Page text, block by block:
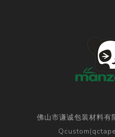
佛山市谦诚包装材料有